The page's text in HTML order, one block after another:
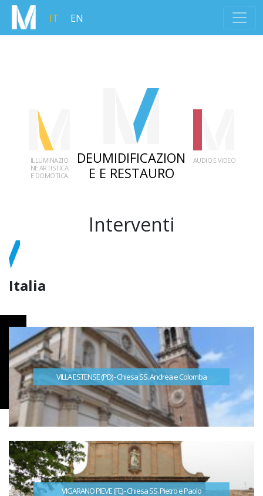
IT EN
ILLUMINAZIO
NE ARTISTICA
E DOMOTICA
DEUMIDIFICAZION
E E RESTAURO
AUDIO E VIDEO
Interventi
Italia
VILLA ESTENSE (PD) - Chiesa SS. Andrea e Colomba
VIGARANO PIEVE (FE) - Chiesa SS. Pietro e Paolo